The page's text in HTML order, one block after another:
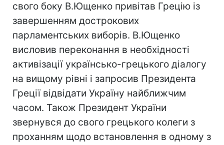
свого боку В.Ющенко привітав Грецію із
завершенням дострокових
парламентських виборів. В.Ющенко
висловив переконання в необхідності
активізації українсько-грецького діалогу
на вищому рівні і запросив Президента
Греції відвідати Україну найближчим
часом. Також Президент України
звернувся до свого грецького колеги з
проханням щодо встановлення в одному з